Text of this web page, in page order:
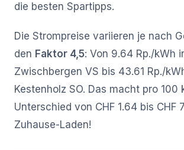
die besten Spartipps.
Die Strompreise variieren je nach
den Faktor 4,5: Von 9.64 Rp./kWh
Zwischbergen VS bis 43.61 Rp./
Kestenholz SO. Das macht pro 100
Unterschied von CHF 1.64 bis CHF
Zuhause-Laden!